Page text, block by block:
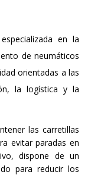
en la
de neumáticos
orientadas a las
la logística y la
las carretillas
evitar paradas en
dispone de un
para reducir los